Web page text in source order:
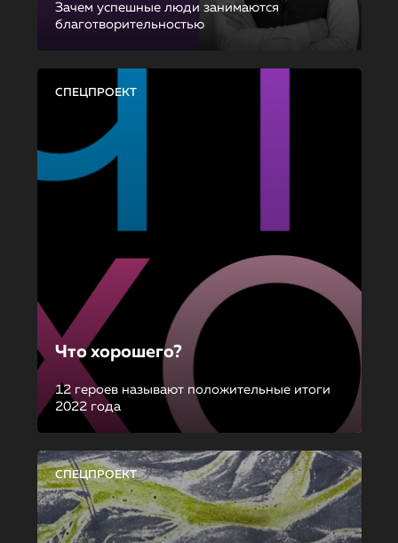
Зачем успешные люди занимаются
благотворительностью
СПЕЦПРОЕКТ
Что хорошего?
12 героев называют положительные итоги
2022 года
СПЕЦПРОЕКТ